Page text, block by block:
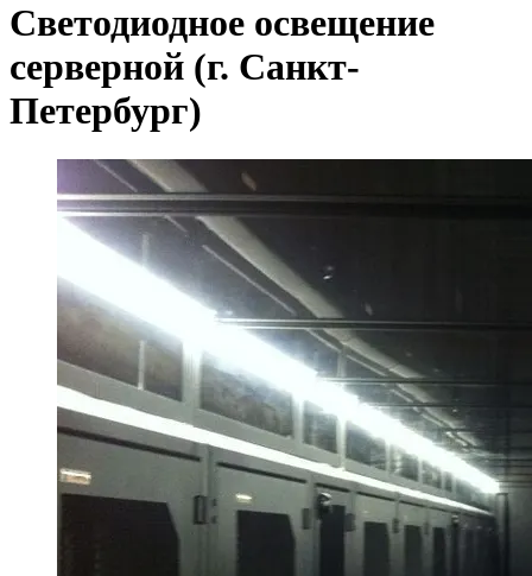
Светодиодное освещение
серверной (г. Санкт-
Петербург)